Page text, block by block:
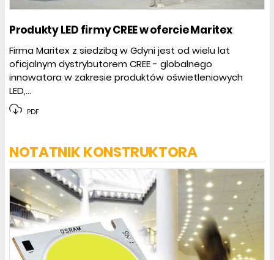
Produkty LED firmy CREE w ofercie Maritex
Firma Maritex z siedzibą w Gdyni jest od wielu lat
oficjalnym dystrybutorem CREE - globalnego
innowatora w zakresie produktów oświetleniowych
LED,...
PDF
NOTATNIK KONSTRUKTORA